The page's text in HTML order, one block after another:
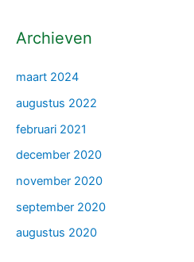
Archieven
maart 2024
augustus 2022
februari 2021
december 2020
november 2020
september 2020
augustus 2020